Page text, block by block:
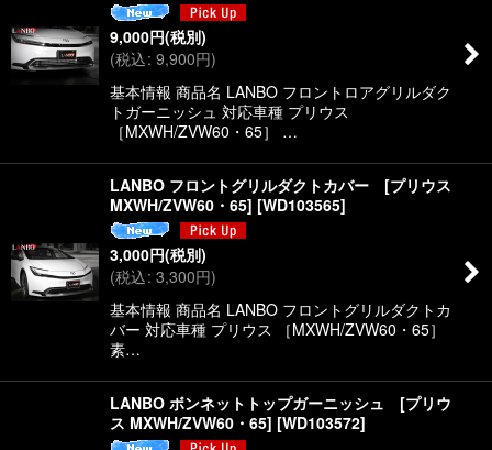
9,000円(税別)
(税込: 9,900円)
基本情報 商品名 LANBO フロントロアグリルダク
トガーニッシュ 対応車種 プリウス
［MXWH/ZVW60・65］ …
LANBO フロントグリルダクトカバー [プリウス
MXWH/ZVW60・65] [WD103565]
3,000円(税別)
(税込: 3,300円)
基本情報 商品名 LANBO フロントグリルダクトカ
バー 対応車種 プリウス ［MXWH/ZVW60・65］
素…
LANBO ボンネットトップガーニッシュ [プリウ
ス MXWH/ZVW60・65] [WD103572]